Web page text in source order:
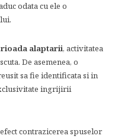
odata cu ele o
alaptarii, activitatea
De asemenea, o
sa fie identificata si in
ingrijirii
contrazicerea spuselor